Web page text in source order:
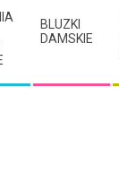
BLUZKI
DAMSKIE